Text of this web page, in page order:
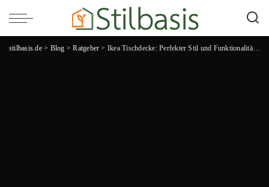
stilbasis.de> Blog >Ratgeber > Ikea Tischdecke: Perfekter Stil und Funktionalität für dein Zuhause!